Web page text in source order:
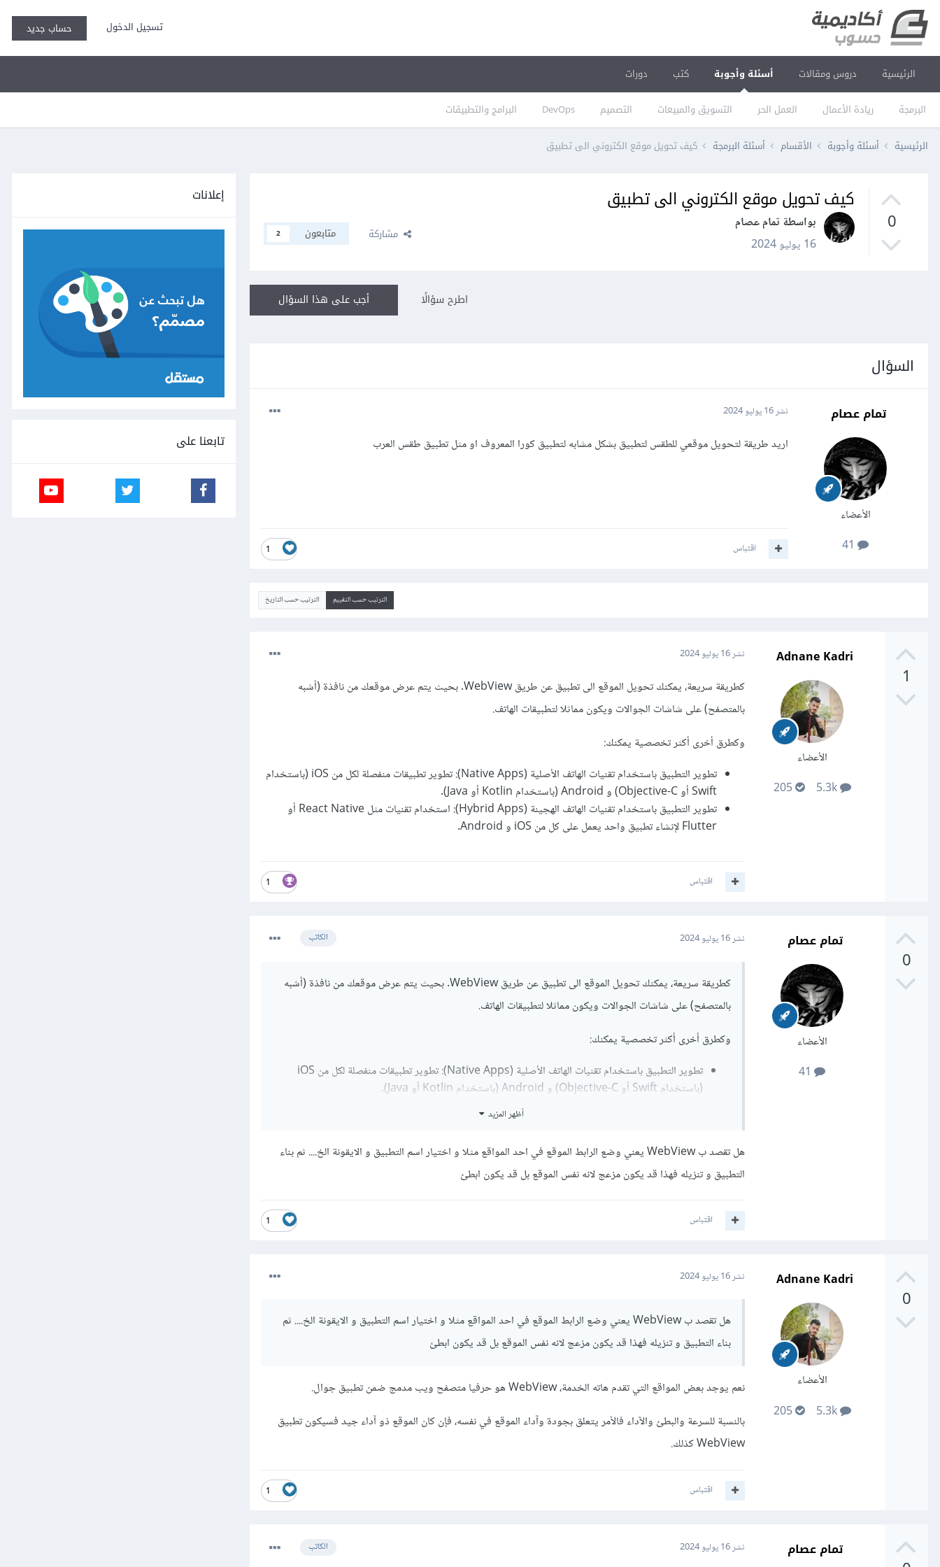
تسجيل الدخول حساب جديد
الرئيسية دروس ومقالات أسئلة وأجوبة
البرمجة ريادة الأعمال العمل الحر التسويق والمبيعات التصميم DevOps البرامج والتطبيقات
كتب دورات
الرئيسية أسئلة وأجوبة الأقسام أسئلة البرمجة كيف تحويل موقع الكتروني الى تطبيق
0
كيف تحويل موقع الكتروني الى تطبيق
بواسطة تمام عصام
16 يوليو 2024
مشاركة متابعون 2
أجب على هذا السؤال اطرح سؤالًا
السؤال
تمام عصام
الأعضاء
نشر16 يوليو 2024
اريد طريقة لتحويل موقعي للطقس لتطبيق بشكل مشابه لتطبيق كورا المعروف او مثل تطبيق طقس العرب
1 اقتباس
الترتيب حسب التقييم الترتيب حسب التاريخ
1
Adnane Kadri
الأعضاء
5.3k
205
نشر16 يوليو 2024
كطريقة سريعة، يمكنك تحويل الموقع الى تطبيق عن طريق WebView. بحيث يتم عرض موقعك من نافذة (أشبه
بالمتصفح) على شاشات الجوالات ويكون مماثلا لتطبيقات الهاتف.
وكطرق أخرى أكثر تخصصية يمكنك:
تطوير التطبيق باستخدام تقنيات الهاتف الأصلية (Native Apps): تطوير تطبيقات منفصلة لكل من iOS (باستخدام
Swift أو Objective-C) و Android (باستخدام Kotlin أو Java).
تطوير التطبيق باستخدام تقنيات الهاتف الهجينة (Hybrid Apps): استخدام تقنيات مثل React Native أو
Flutter لإنشاء تطبيق واحد يعمل على كل من iOS و Android.
1 اقتباس
0
تمام عصام
الأعضاء
الكاتب نشر16 يوليو 2024
كطريقة سريعة، يمكنك تحويل الموقع الى تطبيق عن طريق WebView. بحيث يتم عرض موقعك من نافذة (أشبه
بالمتصفح) على شاشات الجوالات ويكون مماثلا لتطبيقات الهاتف.
وكطرق أخرى أكثر تخصصية يمكنك:
تطوير التطبيق باستخدام تقنيات الهاتف الأصلية (Native Apps): تطوير تطبيقات منفصلة لكل من iOS
(باستخدام Swift أو Objective-C) و Android (باستخدام Kotlin أو Java).
أظهر المزيد
هل تقصد ب WebView يعني وضع الرابط الموقع في احد المواقع مثلا و اختيار اسم التطبيق و الايقونة الخ.... ثم بناء
التطبيق و تنزيله فهذا قد يكون مزعج لانه نفس الموقع بل قد يكون ابطئ
1 اقتباس
0
Adnane Kadri
الأعضاء
5.3k
205
نشر16 يوليو 2024
هل تقصد ب WebView يعني وضع الرابط الموقع في احد المواقع مثلا و اختيار اسم التطبيق و الايقونة الخ.... ثم
بناء التطبيق و تنزيله فهذا قد يكون مزعج لانه نفس الموقع بل قد يكون ابطئ
نعم يوجد بعض المواقع التي تقدم هاته الخدمة، WebView هو حرفيا متصفح ويب مدمج ضمن تطبيق جوال.
بالنسبة للسرعة والبطئ والآداء فالأمر يتعلق بجودة وآداء الموقع في نفسه، فإن كان الموقع ذو آداء جيد فسيكون تطبيق
WebView كذلك.
1 اقتباس
تمام عصام الكاتب نشر16 يوليو 2024
إعلانات
تابعنا على